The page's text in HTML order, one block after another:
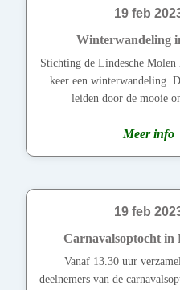
19 feb
Winterwandeling
Stichting de Lindesche Molen
keer een winterwandeling.
leiden door de mooie
Meer info
19 feb
Carnavalsoptocht in
Vanaf 13.30 uur
deelnemers van de